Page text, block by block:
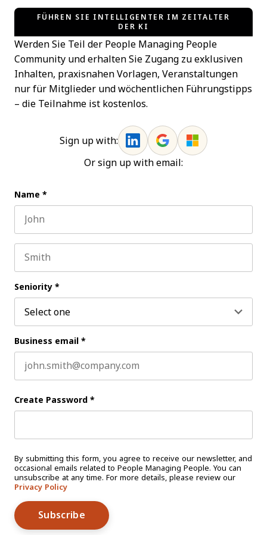
FÜHREN SIE INTELLIGENTER IM ZEITALTER
DER KI
Werden Sie Teil der People Managing People
Community und erhalten Sie Zugang zu exklusiven
Inhalten, praxisnahen Vorlagen, Veranstaltungen
nur für Mitglieder und wöchentlichen Führungstipps
– die Teilnahme ist kostenlos.
Sign up with:
Or sign up with email:
Name *
Seniority *
Business email *
Create Password *
By submitting this form, you agree to receive our newsletter, and
occasional emails related to People Managing People. You can
unsubscribe at any time. For more details, please review our
Privacy Policy